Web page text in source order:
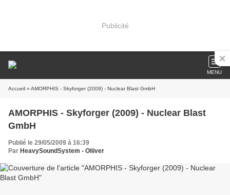
Publicité
MENU
Accueil » AMORPHIS - Skyforger (2009) - Nuclear Blast GmbH
AMORPHIS - Skyforger (2009) - Nuclear Blast
GmbH
Publié le 29/05/2009 à 16:39
Par HeavySoundSystem - Oliiver